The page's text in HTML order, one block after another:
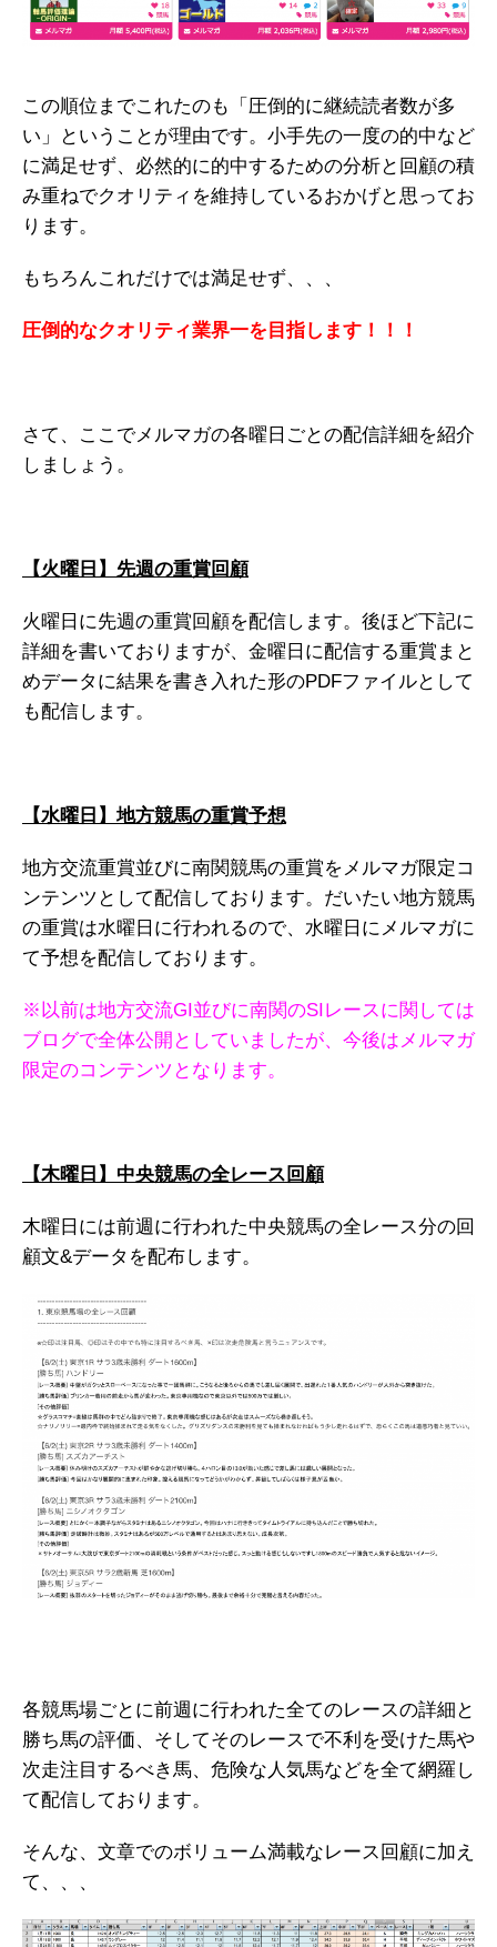
この順位までこれたのも「圧倒的に継続読者数が多
い」ということが理由です。小手先の一度の的中など
に満足せず、必然的に的中するための分析と回顧の積
み重ねでクオリティを維持しているおかげと思ってお
ります。
もちろんこれだけでは満足せず、、、
圧倒的なクオリティ業界一を目指します！！！
さて、ここでメルマガの各曜日ごとの配信詳細を紹介
しましょう。
【火曜日】先週の重賞回顧
火曜日に先週の重賞回顧を配信します。後ほど下記に
詳細を書いておりますが、金曜日に配信する重賞まと
めデータに結果を書き入れた形のPDFファイルとして
も配信します。
【水曜日】地方競馬の重賞予想
地方交流重賞並びに南関競馬の重賞をメルマガ限定コ
ンテンツとして配信しております。だいたい地方競馬
の重賞は水曜日に行われるので、水曜日にメルマガに
て予想を配信しております。
※以前は地方交流GI並びに南関のSIレースに関しては
ブログで全体公開としていましたが、今後はメルマガ
限定のコンテンツとなります。
【木曜日】中央競馬の全レース回顧
木曜日には前週に行われた中央競馬の全レース分の回
顧文&データを配布します。
各競馬場ごとに前週に行われた全てのレースの詳細と
勝ち馬の評価、そしてそのレースで不利を受けた馬や
次走注目するべき馬、危険な人気馬などを全て網羅し
て配信しております。
そんな、文章でのボリューム満載なレース回顧に加え
て、、、